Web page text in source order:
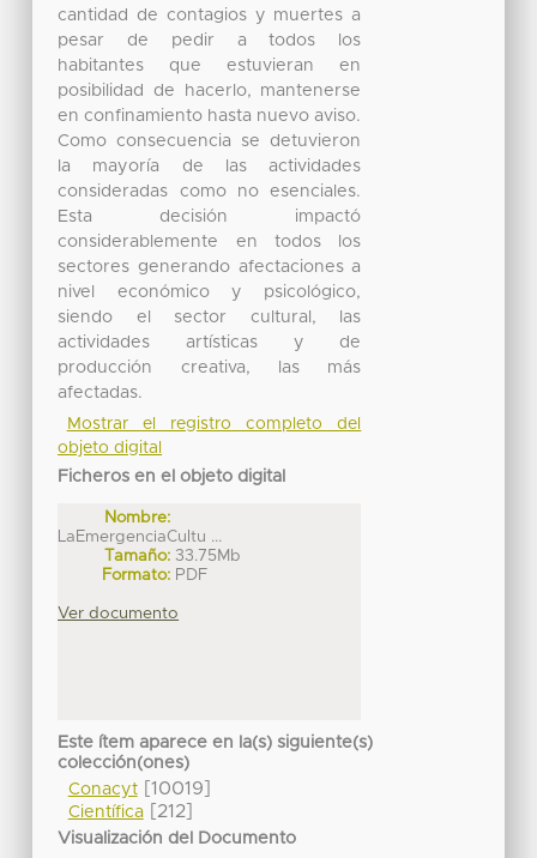
cantidad de contagios y muertes a
pesar de pedir a todos los
habitantes que estuvieran en
posibilidad de hacerlo, mantenerse
en confinamiento hasta nuevo aviso.
Como consecuencia se detuvieron
la mayoría de las actividades
consideradas como no esenciales.
Esta decisión impactó
considerablemente en todos los
sectores generando afectaciones a
nivel económico y psicológico,
siendo el sector cultural, las
actividades artísticas y de
producción creativa, las más
afectadas.
Mostrar el registro completo del
objeto digital
Ficheros en el objeto digital
Nombre:
LaEmergenciaCultu ...
Tamaño: 33.75Mb
Formato: PDF
Ver documento
Este ítem aparece en la(s) siguiente(s)
colección(ones)
Conacyt[10019]
Científica[212]
Visualización del Documento